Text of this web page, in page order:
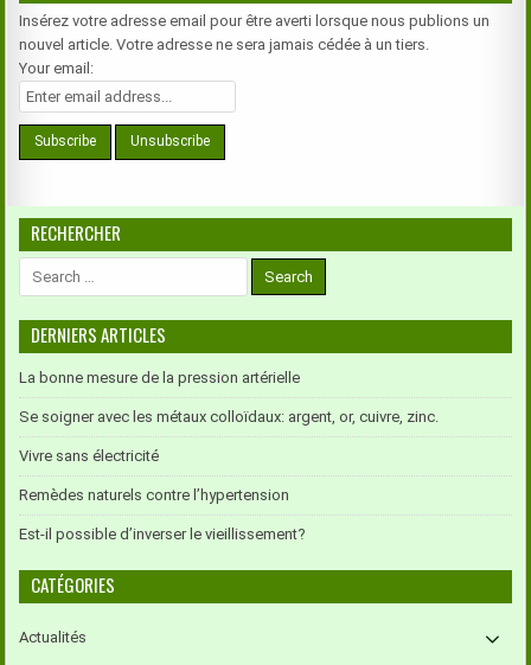
Insérez votre adresse email pour être averti lorsque nous publions un
nouvel article. Votre adresse ne sera jamais cédée à un tiers.
Your email:
RECHERCHER
Search
for:
DERNIERS ARTICLES
La bonne mesure de la pression artérielle
Se soigner avec les métaux colloïdaux: argent, or, cuivre, zinc.
Vivre sans électricité
Remèdes naturels contre l’hypertension
Est-il possible d’inverser le vieillissement?
CATÉGORIES
Actualités